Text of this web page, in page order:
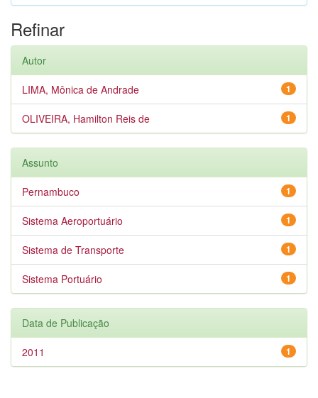
Refinar
Autor
1
LIMA, Mônica de Andrade
1
OLIVEIRA, Hamilton Reis de
Assunto
1
Pernambuco
1
Sistema Aeroportuário
1
Sistema de Transporte
1
Sistema Portuário
Data de Publicação
1
2011